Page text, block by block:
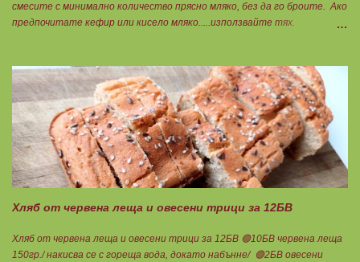
смесите с минимално количество прясно мляко, без да го броите. Ако
предпочитате кефир или кисело мляко.....използвайте тях.
приготвяне на всякакви плодови кремчета, крем за торти, за всякакви
разядки и салати... Ако изварата е обезмаслена можете да удвоявате
мазнините. Ако не е, броите като нискомаслен продукт. Можете да
си приготвите по- голямо количество и да съхранявате в хладилник
за няколко дни. Част от моята закуска днес, беше това вкусно
кремче... 🟢1БП извара 50гр. 🟢1БВ череши 8бр. 🟠1БМ орех 1бр.
Ванилия Нека да ни е вкусно заедно! Люси
Хляб от червена леща и овесени трици за 12БВ
Хляб от червена леща и овесени трици за 12БВ 🟢10БВ червена леща
150гр./ накисва се с гореща вода, докато набънне/ 🟢2БВ овесени